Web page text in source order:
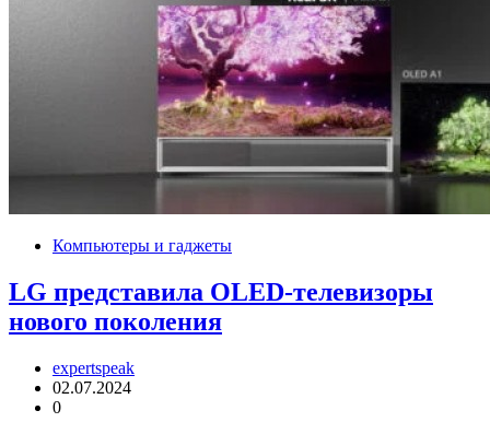
Компьютеры и гаджеты
LG представила OLED-телевизоры
нового поколения
expertspeak
02.07.2024
0